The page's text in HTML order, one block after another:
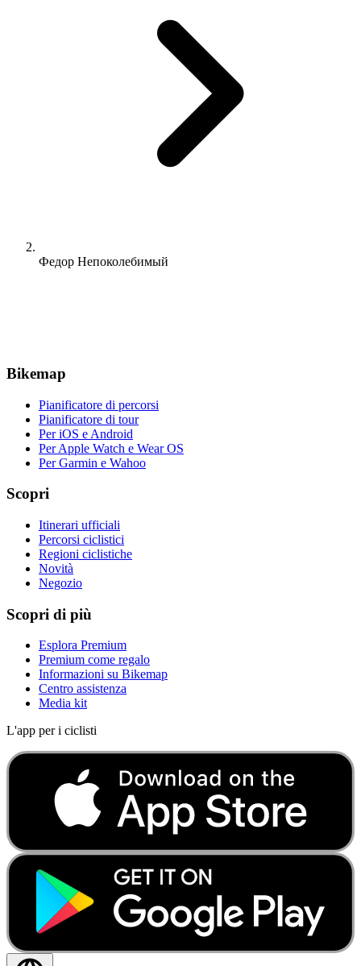
Федор Непоколебимый
Bikemap
Pianificatore di percorsi
Pianificatore di tour
Per iOS e Android
Per Apple Watch e Wear OS
Per Garmin e Wahoo
Scopri
Itinerari ufficiali
Percorsi ciclistici
Regioni ciclistiche
Novità
Negozio
Scopri di più
Esplora Premium
Premium come regalo
Informazioni su Bikemap
Centro assistenza
Media kit
L'app per i ciclisti